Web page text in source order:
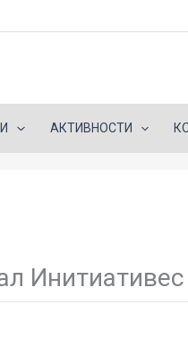
АКТИВНОСТИ
Инитиативес